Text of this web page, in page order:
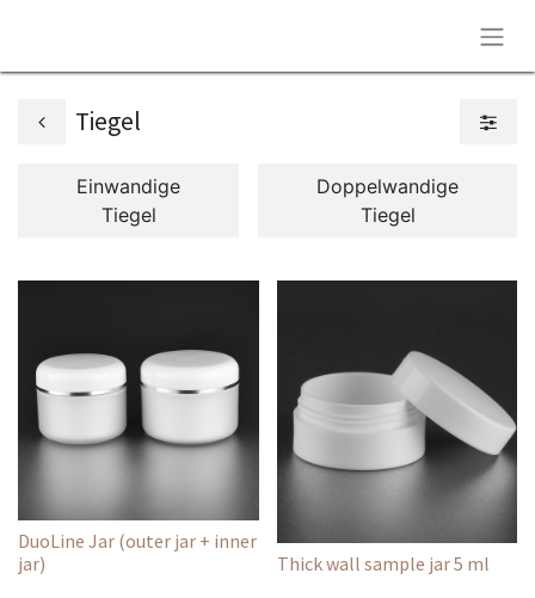
Tiegel
Einwandige
Tiegel
Doppelwandige
Tiegel
DuoLine Jar (outer jar + inner
jar)
Thick wall sample jar 5 ml